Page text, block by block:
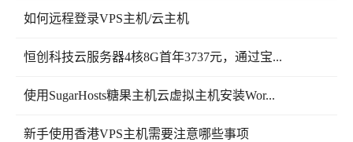
如何远程登录VPS主机/云主机
恒创科技云服务器4核8G首年3737元，通过宝...
使用SugarHosts糖果主机云虚拟主机安装Wor...
新手使用香港VPS主机需要注意哪些事项